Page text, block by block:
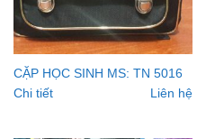
CẶP HỌC SINH MS: TN 5016
Chi tiết
Liên hệ